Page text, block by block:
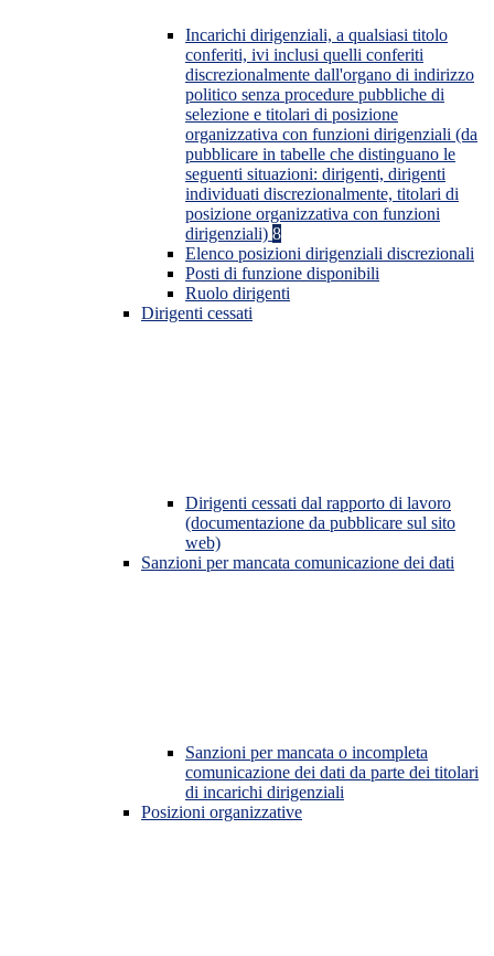
Incarichi dirigenziali, a qualsiasi titolo
conferiti, ivi inclusi quelli conferiti
discrezionalmente dall'organo di indirizzo
politico senza procedure pubbliche di
selezione e titolari di posizione
organizzativa con funzioni dirigenziali (da
pubblicare in tabelle che distinguano le
seguenti situazioni: dirigenti, dirigenti
individuati discrezionalmente, titolari di
posizione organizzativa con funzioni
dirigenziali) 8
Elenco posizioni dirigenziali discrezionali
Posti di funzione disponibili
Ruolo dirigenti
Dirigenti cessati
Dirigenti cessati dal rapporto di lavoro
(documentazione da pubblicare sul sito
web)
Sanzioni per mancata comunicazione dei dati
Sanzioni per mancata o incompleta
comunicazione dei dati da parte dei titolari
di incarichi dirigenziali
Posizioni organizzative